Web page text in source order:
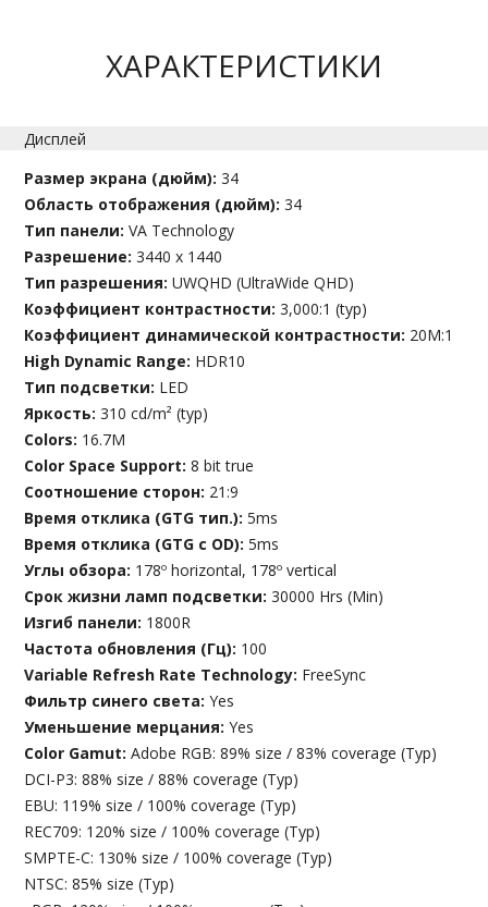
ХАРАКТЕРИСТИКИ
Дисплей
Размер экрана (дюйм):34
Область отображения (дюйм):34
Тип панели:VA Technology
Разрешение:3440 x 1440
Тип разрешения:UWQHD (UltraWide QHD)
Коэффициент контрастности:3,000:1 (typ)
Коэффициент динамической контрастности: 20M:1
High Dynamic Range: HDR10
Тип подсветки: LED
Яркость:310 cd/m² (typ)
Colors: 16.7M
Color Space Support:8 bit true
Соотношение сторон: 21:9
Время отклика (GTG тип.):5ms
Время отклика (GTG с OD):5ms
Углы обзора: 178º horizontal, 178º vertical
Срок жизни ламп подсветки:30000 Hrs (Min)
Изгиб панели: 1800R
Частота обновления (Гц): 100
Variable Refresh Rate Technology: FreeSync
Фильтр синего света:Yes
Уменьшение мерцания:Yes
Color Gamut:Adobe RGB: 89% size / 83% coverage (Typ)
DCI-P3: 88% size / 88% coverage (Typ)
EBU: 119% size / 100% coverage (Typ)
REC709: 120% size / 100% coverage (Typ)
SMPTE-C: 130% size / 100% coverage (Typ)
NTSC: 85% size (Typ)